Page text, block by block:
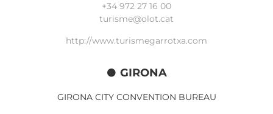
+34 972 27 16 00
turisme@olot.cat
http://www.turismegarrotxa.com
GIRONA
GIRONA CITY CONVENTION BUREAU